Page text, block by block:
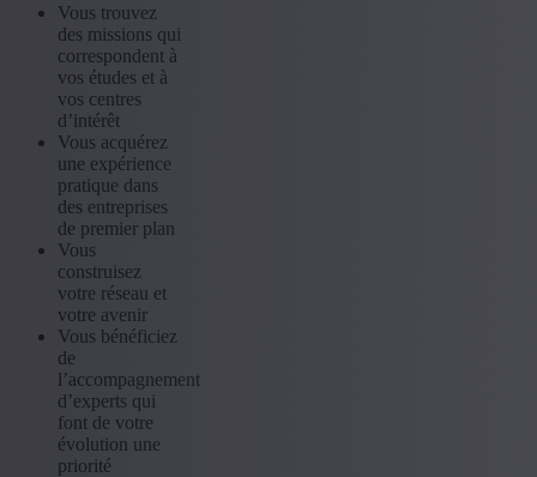
Vous trouvez
des missions qui
correspondent à
vos études et à
vos centres
d’intérêt
Vous acquérez
une expérience
pratique dans
des entreprises
de premier plan
Vous
construisez
votre réseau et
votre avenir
Vous bénéficiez
de
l’accompagnement
d’experts qui
font de votre
évolution une
priorité